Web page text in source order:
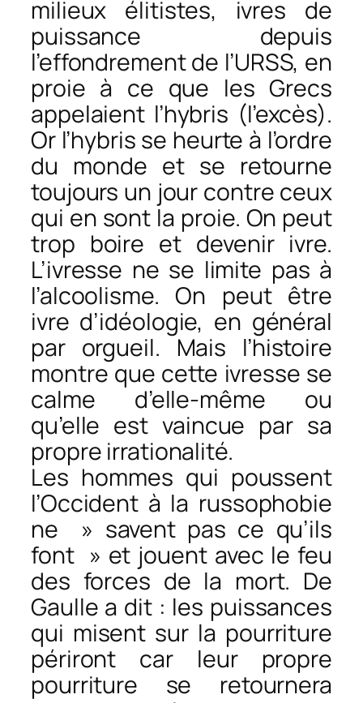
milieux élitistes, ivres de
puissance depuis
l’effondrement de l’URSS, en
proie à ce que les Grecs
appelaient l’hybris (l’excès).
Or l’hybris se heurte à l’ordre
du monde et se retourne
toujours un jour contre ceux
qui en sont la proie. On peut
trop boire et devenir ivre.
L’ivresse ne se limite pas à
l’alcoolisme. On peut être
ivre d’idéologie, en général
par orgueil. Mais l’histoire
montre que cette ivresse se
calme d’elle-même ou
qu’elle est vaincue par sa
propre irrationalité.
Les hommes qui poussent
l’Occident à la russophobie
ne » savent pas ce qu’ils
font » et jouent avec le feu
des forces de la mort. De
Gaulle a dit : les puissances
qui misent sur la pourriture
périront car leur propre
pourriture se retournera